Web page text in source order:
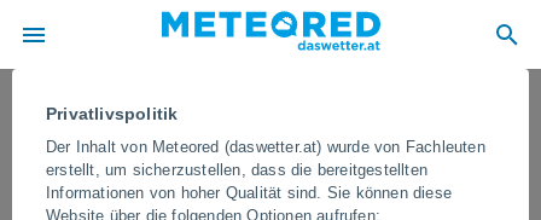
Privatlivspolitik
Der Inhalt von Meteored (daswetter.at) wurde von Fachleuten
erstellt, um sicherzustellen, dass die bereitgestellten
Informationen von hoher Qualität sind. Sie können diese
Website über die folgenden Optionen aufrufen: